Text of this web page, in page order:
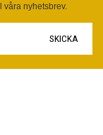
våra nyhetsbrev.
SKICKA